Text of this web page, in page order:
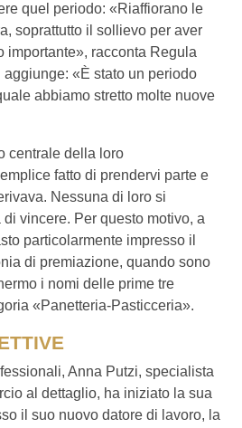
quel periodo: «Riaffiorano le
soprattutto il sollievo per aver
importante», racconta Regula
aggiunge: «È stato un periodo
abbiamo stretto molte nuove
centrale della loro
fatto di prendervi parte e
Nessuna di loro si
vincere. Per questo motivo, a
particolarmente impresso il
di premiazione, quando sono
i nomi delle prime tre
«Panetteria-Pasticceria».
Anna Putzi, specialista
al dettaglio, ha iniziato la sua
il suo nuovo datore di lavoro, la